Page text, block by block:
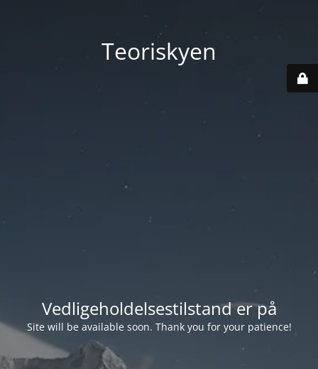
Teoriskyen
Vedligeholdelsestilstand er på
Site will be available soon. Thank you for your patience!